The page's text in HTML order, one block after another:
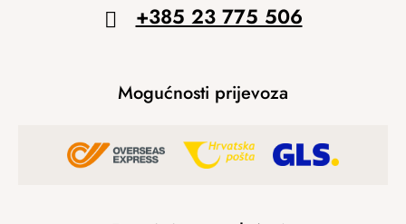
+385 23 775 506
Mogućnosti prijevoza